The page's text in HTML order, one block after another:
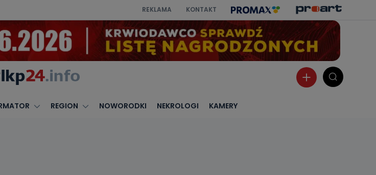
REKLAMA KONTAKT
REGION NOWORODKI NEKROLOGI KAMERY